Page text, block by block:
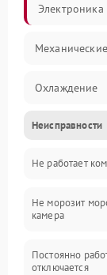
Электроника
Охлаждение
Механика
Дренаж
Неисправности
Не работает
Не морозит
камера
Постоянно
отключается